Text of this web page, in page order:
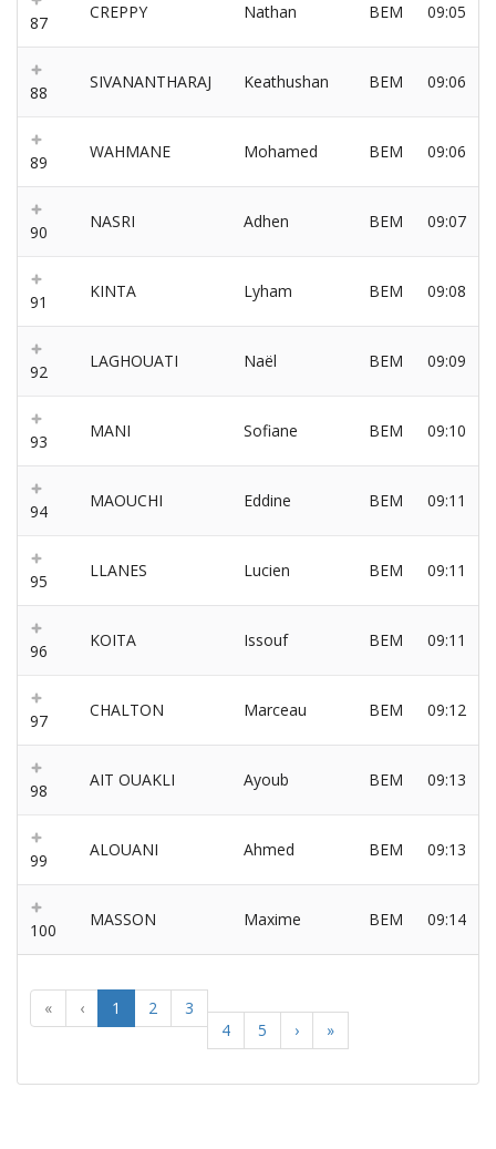
« ‹ 1 2
3
4
5 › »
87
CREPPY Nathan BEM 09:05
88
SIVANANTHARAJ Keathushan BEM 09:06
89
WAHMANE Mohamed BEM 09:06
90
NASRI Adhen BEM 09:07
91
KINTA Lyham BEM 09:08
92
LAGHOUATI Naël BEM 09:09
93
MANI Sofiane BEM 09:10
94
MAOUCHI Eddine BEM 09:11
95
LLANES Lucien BEM 09:11
96
KOITA Issouf BEM 09:11
97
CHALTON Marceau BEM 09:12
98
AIT OUAKLI Ayoub BEM 09:13
99
ALOUANI Ahmed BEM 09:13
100
MASSON Maxime BEM 09:14